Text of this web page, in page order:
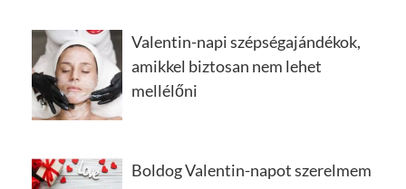
Valentin-napi szépségajándékok,
amikkel biztosan nem lehet
mellélőni
Boldog Valentin-napot szerelmem